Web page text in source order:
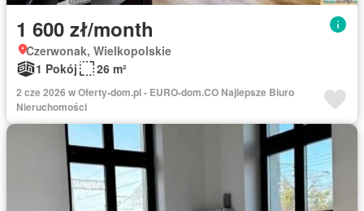
1 600 zł/month
Czerwonak, Wielkopolskie
1 Pokój
26 m²
2 cze 2026 w Oferty-dom.pl - EURO-dom.CO Najlepsze Biuro
Nieruchomości